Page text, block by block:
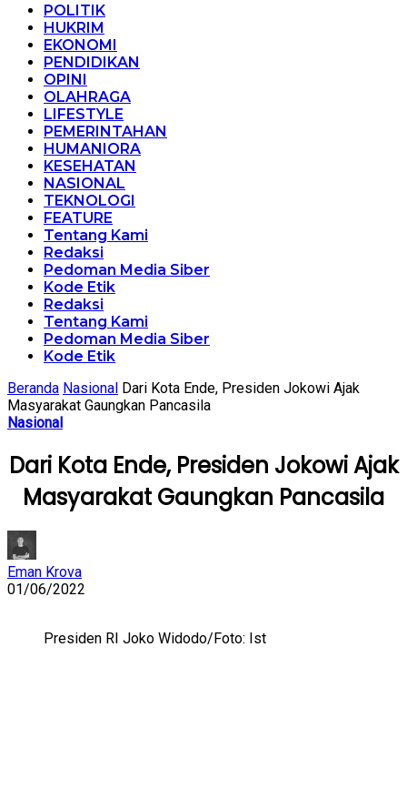
POLITIK
HUKRIM
EKONOMI
PENDIDIKAN
OPINI
OLAHRAGA
LIFESTYLE
PEMERINTAHAN
HUMANIORA
KESEHATAN
NASIONAL
TEKNOLOGI
FEATURE
Tentang Kami
Redaksi
Pedoman Media Siber
Kode Etik
Redaksi
Tentang Kami
Pedoman Media Siber
Kode Etik
Beranda Nasional Dari Kota Ende, Presiden Jokowi Ajak
Masyarakat Gaungkan Pancasila
Nasional
Dari Kota Ende, Presiden Jokowi Ajak
Masyarakat Gaungkan Pancasila
Eman Krova
01/06/2022
Presiden RI Joko Widodo/Foto: Ist